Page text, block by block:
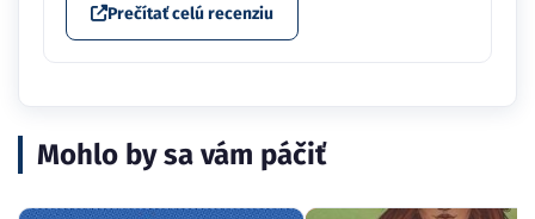
Prečítať celú recenziu
Mohlo by sa vám páčiť